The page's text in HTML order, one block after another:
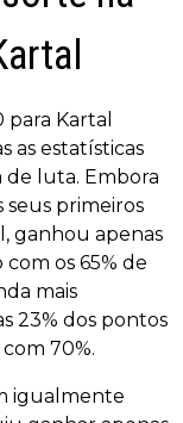
Kartal
as estatísticas
luta. Embora
seus primeiros
ganhou apenas
os 65% de
mais
23% dos pontos
70%.
igualmente